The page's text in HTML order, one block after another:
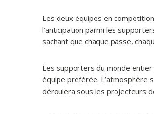
Les deux équipes en
l’anticipation parmi les
sachant que chaque passe,
Les supporters du monde
équipe préférée. L’atmosphère
déroulera sous les projecteurs